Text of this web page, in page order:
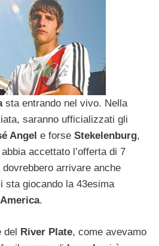
sta entrando nel vivo. Nella
saranno ufficializzati gli
Angel e forse Stekelenburg,
accettato l’offerta di 7
arrivare anche
sta giocando la 43esima
.
del River Plate, come avevamo